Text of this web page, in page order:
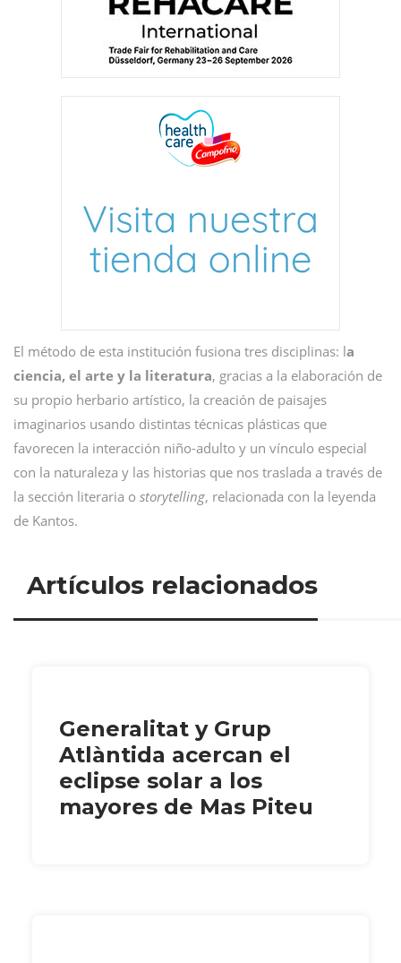
El método de esta institución fusiona tres disciplinas: la
ciencia, el arte y la literatura, gracias a la elaboración de
su propio herbario artístico, la creación de paisajes
imaginarios usando distintas técnicas plásticas que
favorecen la interacción niño-adulto y un vínculo especial
con la naturaleza y las historias que nos traslada a través de
la sección literaria o storytelling, relacionada con la leyenda
de Kantos.
Artículos relacionados
Generalitat y Grup
Atlàntida acercan el
eclipse solar a los
mayores de Mas Piteu